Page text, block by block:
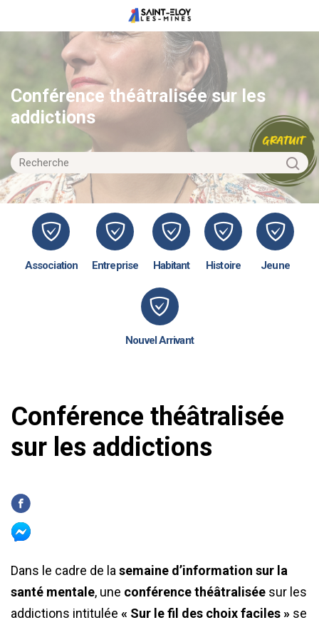
Conférence théâtralisée sur les
addictions
Association Entreprise Habitant Histoire Jeune
Nouvel Arrivant
Conférence théâtralisée
sur les addictions
Dans le cadre de la semaine d’information sur la
santé mentale, une conférence théâtralisée sur les
addictions intitulée « Sur le fil des choix faciles » se